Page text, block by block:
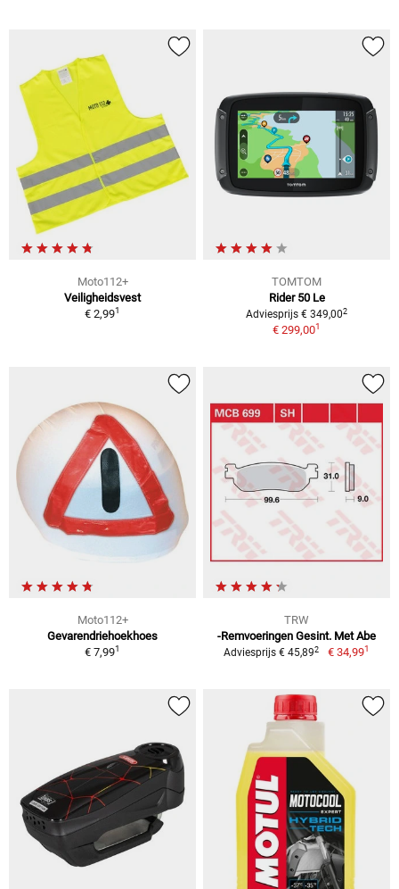
Moto112+
Veiligheidsvest
€ 2,991
TOMTOM
Rider 50 Le
Adviesprijs € 349,002
€ 299,001
Moto112+
Gevarendriehoekhoes
€ 7,991
TRW
-Remvoeringen Gesint. Met Abe
Adviesprijs € 45,892 € 34,991